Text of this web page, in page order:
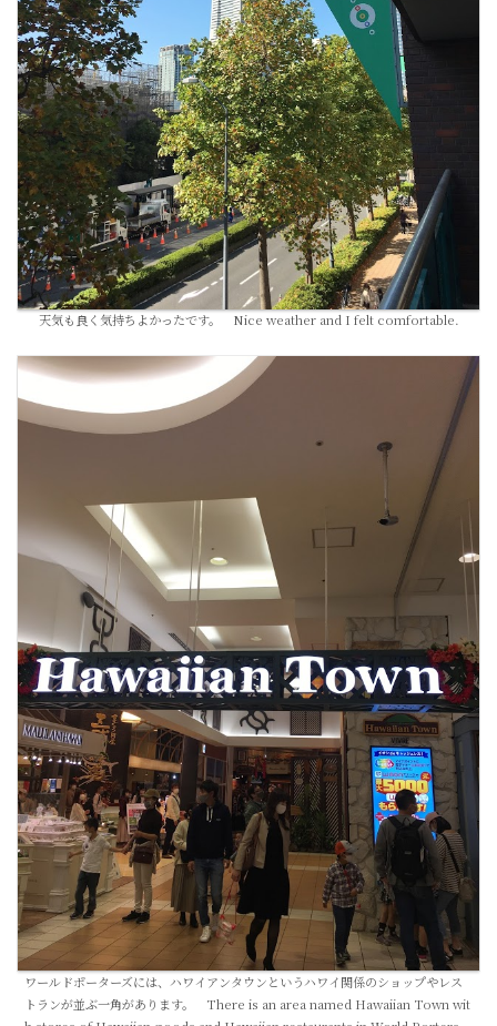
天気も良く気持ちよかったです。 Nice weather and I felt comfortable.
ワールドポーターズには、ハワイアンタウンというハワイ関係のショップやレス
トランが並ぶ一角があります。 There is an area named Hawaiian Town wit